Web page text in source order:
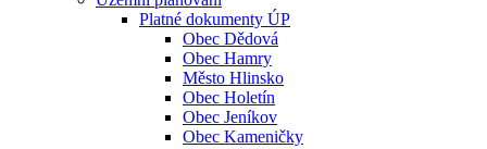
Platné dokumenty ÚP
Obec Dědová
Obec Hamry
Město Hlinsko
Obec Holetín
Obec Jeníkov
Obec Kameničky